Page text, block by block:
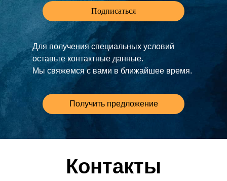
Подписаться
Для получения специальных условий
оставьте контактные данные.
Мы свяжемся с вами в ближайшее время.
Получить предложение
Контакты